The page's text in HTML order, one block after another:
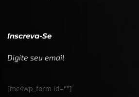
Inscreva-Se
Digite seu email
[mc4wp_form id=""]